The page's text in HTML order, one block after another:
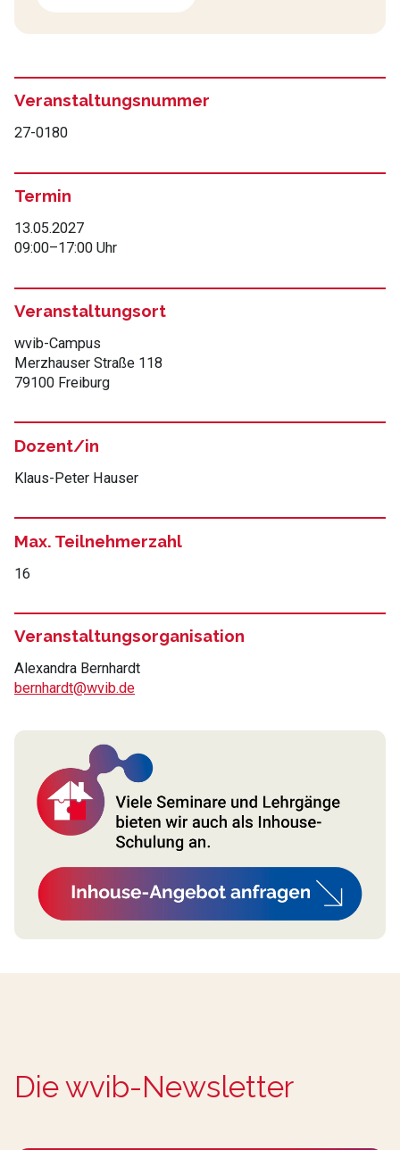
Veranstaltungsnummer
27-0180
Termin
13.05.2027
09:00–17:00 Uhr
Veranstaltungsort
wvib-Campus
Merzhauser Straße 118
79100 Freiburg
Dozent/in
Klaus-Peter Hauser
Max. Teilnehmerzahl
16
Veranstaltungsorganisation
Alexandra Bernhardt
bernhardt@wvib.de
Die wvib-Newsletter